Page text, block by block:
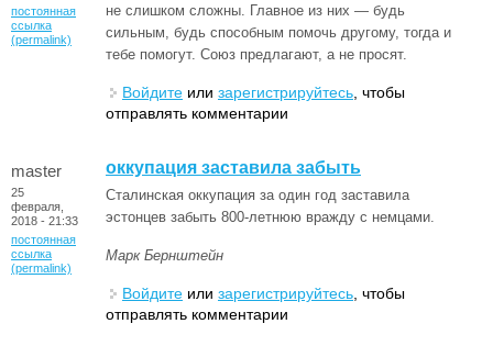
постоянная
ссылка
(permalink)
не слишком сложны. Главное из них — будь
сильным, будь способным помочь другому, тогда и
тебе помогут. Союз предлагают, а не просят.
Войдите или зарегистрируйтесь , чтобы
отправлять комментарии
master
25
февраля,
2018 - 21:33
постоянная
ссылка
(permalink)
оккупация заставила забыть
Сталинская оккупация за один год заставила
эстонцев забыть 800-летнюю вражду с немцами.
Марк Бернштейн
Войдите или зарегистрируйтесь , чтобы
отправлять комментарии